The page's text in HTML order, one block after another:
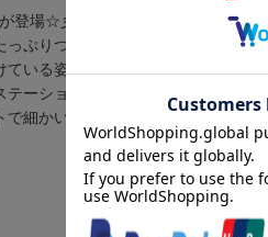
登場☆彡
ぷりつめこんだオリジナルデザイ
いる姿がとってもファンシーなポー
ーショナリー、小物などを収納する
細かいものを整理しやすいのもポ